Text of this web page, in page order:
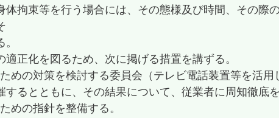
体拘束等を行う場合には、その態様及び時間、その際
。
適正化を図るため、次に掲げる措置を講ずる。
めの対策を検討する委員会（テレビ電話装置等を活
するとともに、その結果について、従業者に周知徹底を
めの指針を整備する。